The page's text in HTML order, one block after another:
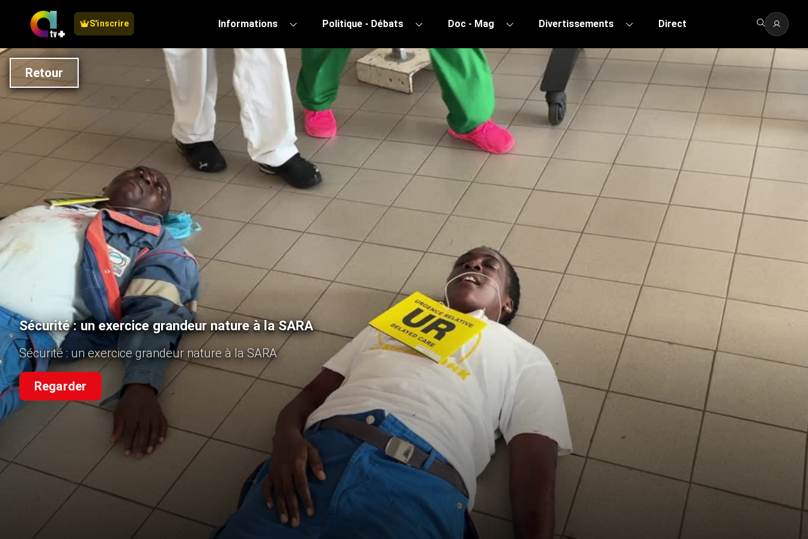
S'inscrire Informations Politique - Débats Doc - Mag Divertissements Direct
Retour
Sécurité : un exercice grandeur nature à la SARA
Sécurité : un exercice grandeur nature à la SARA
Regarder